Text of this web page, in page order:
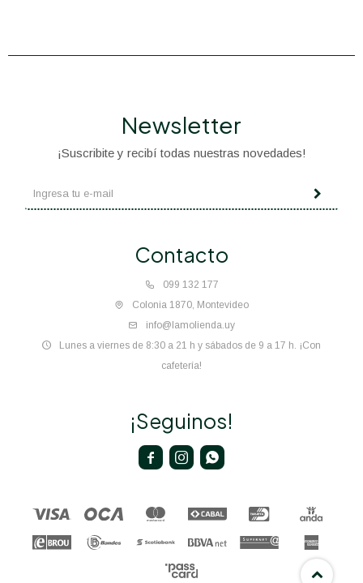
Contacto
099 132 177
Colonia 1870, Montevideo
info@lamolienda.uy
Lunes a viernes de 8:30 a 21 h y sábados de 9 a 17 h. ¡Con
cafetería!
Newsletter
¡Suscribite y recibí todas nuestras novedades!
¡Seguinos!
  